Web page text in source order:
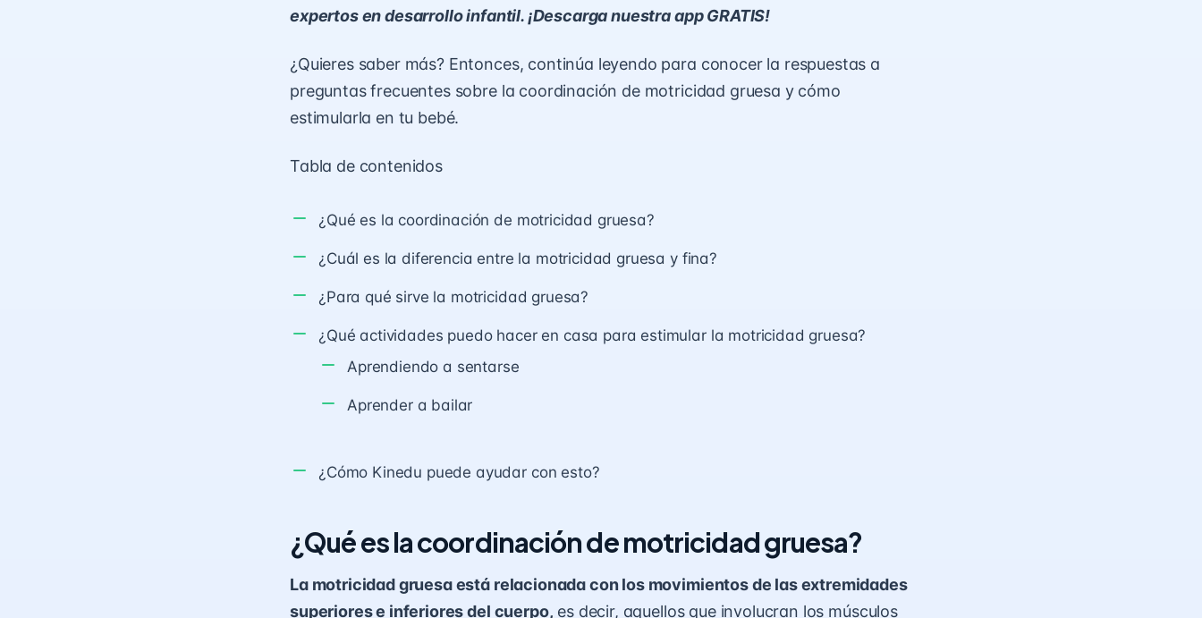
expertos en desarrollo infantil. ¡Descarga nuestra app GRATIS!
¿Quieres saber más? Entonces, continúa leyendo para conocer la respuestas a
preguntas frecuentes sobre la coordinación de motricidad gruesa y cómo
estimularla en tu bebé.
Tabla de contenidos
¿Qué es la coordinación de motricidad gruesa?
¿Cuál es la diferencia entre la motricidad gruesa y fina?
¿Para qué sirve la motricidad gruesa?
¿Qué actividades puedo hacer en casa para estimular la motricidad gruesa?
Aprendiendo a sentarse
Aprender a bailar
¿Cómo Kinedu puede ayudar con esto?
¿Qué es la coordinación de motricidad gruesa?
La motricidad gruesa está relacionada con los movimientos de las extremidades
superiores e inferiores del cuerpo, es decir, aquellos que involucran los músculos